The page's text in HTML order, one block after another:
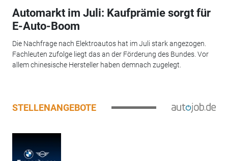
Automarkt im Juli: Kaufprämie sorgt für
E-Auto-Boom
Die Nachfrage nach Elektroautos hat im Juli stark angezogen.
Fachleuten zufolge liegt das an der Förderung des Bundes. Vor
allem chinesische Hersteller haben demnach zugelegt.
STELLENANGEBOTE